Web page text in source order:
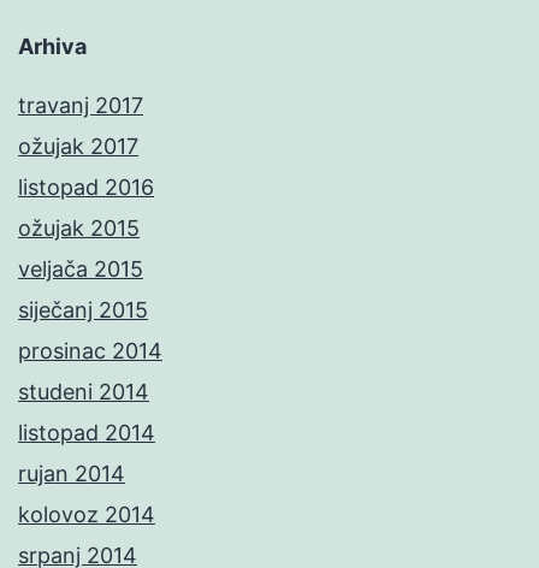
Arhiva
travanj 2017
ožujak 2017
listopad 2016
ožujak 2015
veljača 2015
siječanj 2015
prosinac 2014
studeni 2014
listopad 2014
rujan 2014
kolovoz 2014
srpanj 2014